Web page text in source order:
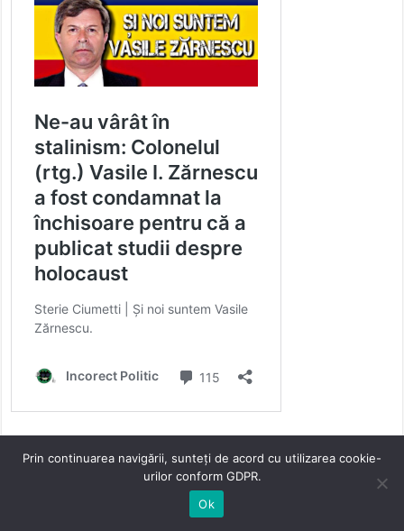
Victor Grigor – Poetul-Duelist Incorect Politic
Prin continuarea navigării, sunteți de acord cu utilizarea cookie-
urilor conform GDPR.
Ok